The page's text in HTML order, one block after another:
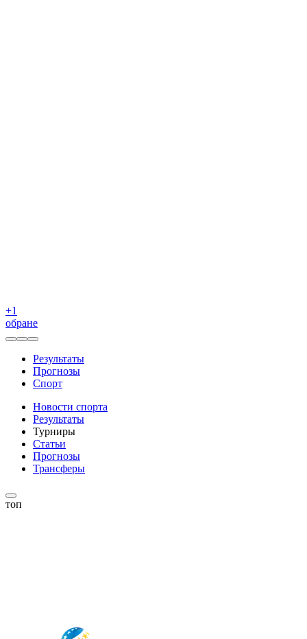
+1
обране
Результаты
Прогнозы
Спорт
Новости спорта
Результаты
Турниры
Статьи
Прогнозы
Трансферы
топ